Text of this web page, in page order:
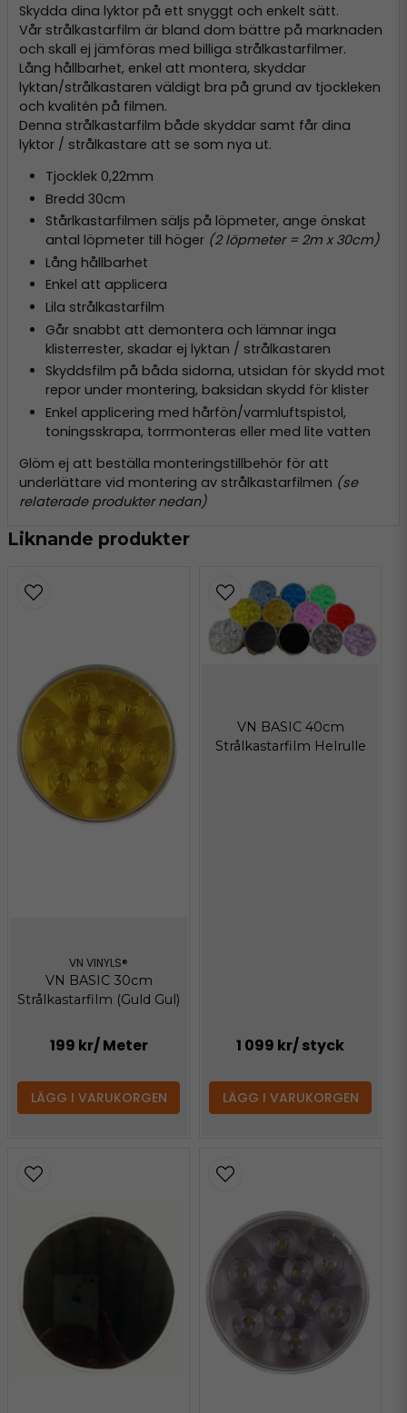
Skydda dina lyktor på ett snyggt och enkelt sätt.
Vår strålkastarfilm är bland dom bättre på marknaden
och skall ej jämföras med billiga strålkastarfilmer.
Lång hållbarhet, enkel att montera, skyddar
lyktan/strålkastaren väldigt bra på grund av tjockleken
och kvalitén på filmen.
Denna strålkastarfilm både skyddar samt får dina
lyktor / strålkastare att se som nya ut.
Tjocklek 0,22mm
Bredd 30cm
Stårlkastarfilmen säljs på löpmeter, ange önskat
antal löpmeter till höger (2 löpmeter = 2m x 30cm)
Lång hållbarhet
Enkel att applicera
Lila strålkastarfilm
Går snabbt att demontera och lämnar inga
klisterrester, skadar ej lyktan / strålkastaren
Skyddsfilm på båda sidorna, utsidan för skydd mot
repor under montering, baksidan skydd för klister
Enkel applicering med hårfön/varmluftspistol,
toningsskrapa, torrmonteras eller med lite vatten
Glöm ej att beställa monteringstillbehör för att
underlättare vid montering av strålkastarfilmen (se
relaterade produkter nedan)
Liknande produkter
VN VINYLS®
VN BASIC 30cm
Strålkastarfilm (Guld Gul)
199 kr/ Meter
LÄGG I VARUKORGEN
VN BASIC 40cm
Strålkastarfilm Helrulle
1 099 kr/ styck
LÄGG I VARUKORGEN